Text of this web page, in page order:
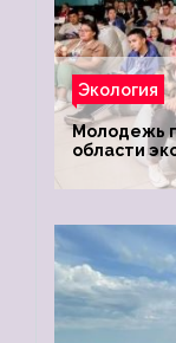
Экология
Молодежь
области